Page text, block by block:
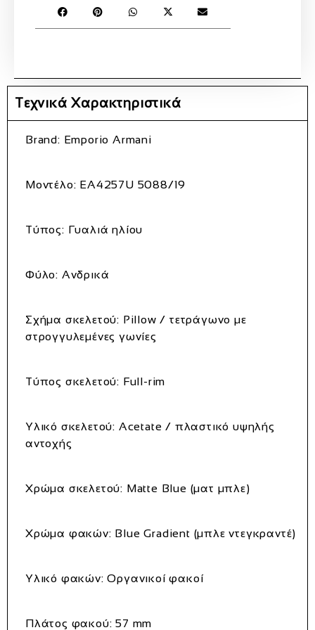
Τεχνικά Χαρακτηριστικά
Brand: Emporio Armani
Μοντέλο: EA4257U 5088/19
Τύπος: Γυαλιά ηλίου
Φύλο: Ανδρικά
Σχήμα σκελετού: Pillow / τετράγωνο με
στρογγυλεμένες γωνίες
Τύπος σκελετού: Full-rim
Υλικό σκελετού: Acetate / πλαστικό υψηλής
αντοχής
Χρώμα σκελετού: Matte Blue (ματ μπλε)
Χρώμα φακών: Blue Gradient (μπλε ντεγκραντέ)
Υλικό φακών: Οργανικοί φακοί
Πλάτος φακού: 57 mm